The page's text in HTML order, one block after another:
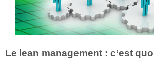
Le lean management : c’est